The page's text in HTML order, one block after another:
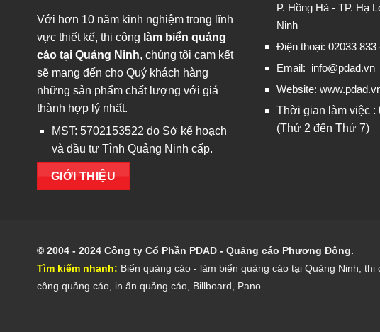
Với hơn 10 năm kinh nghiệm trong lĩnh
vực thiết kế, thi công làm biển quảng
cáo tại Quảng Ninh, chúng tôi cam kết
sẽ mang đến cho Quý khách hàng
những sản phẩm chất lượng với giá
thành hợp lý nhất.
MST: 5702153522 do Sở kế hoạch
và đầu tư Tỉnh Quảng Ninh cấp.
GIỚI THIỆU
P. Hồng Hà - TP. Hạ
Ninh
Điện thoại: 02033 833
Email: info@pdad.vn
Website:
Thời gian làm việc :
(Thứ 2 đến Thứ 7)
© 2004 - 2024 Công ty Cổ Phần PDAD - Quảng cáo Phương Đông.
Tìm kiếm nhanh: Biển quảng cáo - làm biển quảng cáo tại Quảng Ninh, thi
công quảng cáo, in ấn quảng cáo, Billboard, Pano.